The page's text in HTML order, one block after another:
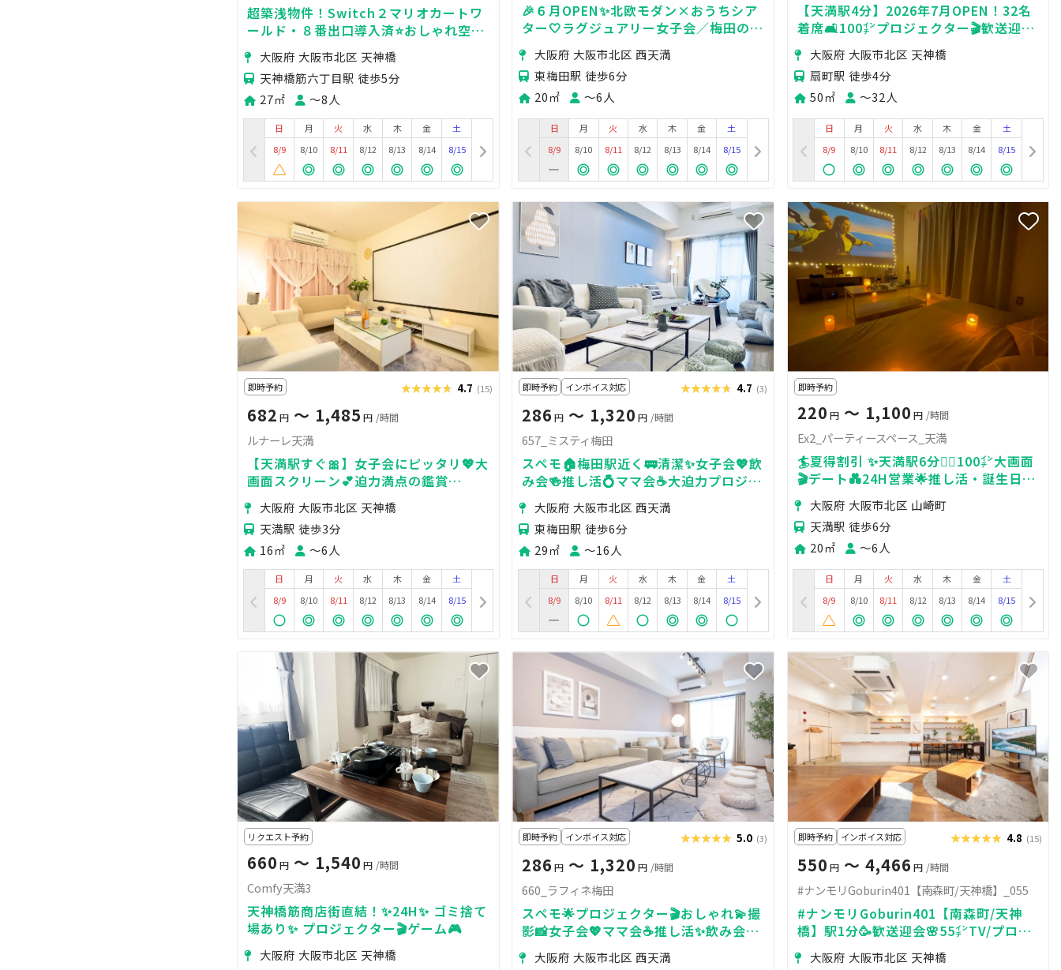
超築浅物件！Switch２マリオカートワ
ールド・８番出口導入済⭐️おしゃれ空間
で24時間利用可能！関西で唯一カラオ
ケが出来るスペース🌟
大阪府 大阪市北区 天神橋
天神橋筋六丁目駅 徒歩5分
27㎡
〜8人
日
8/9
月
8/10
火
8/11
水
8/12
木
8/13
金
8/14
土
8/15
🎉６月OPEN✨北欧モダン×おうちシア
ター🤍ラグジュアリー女子会／梅田の定
番デート💕大画面100㌅鑑賞会／スーフ
ァミ🎬２回目20％OFF🎁
大阪府 大阪市北区 西天満
東梅田駅 徒歩6分
20㎡
〜6人
日
8/9
月
8/10
火
8/11
水
8/12
木
8/13
金
8/14
土
8/15
【天満駅4分】2026年7月OPEN！32名
着席🛋100㌅プロジェクター🎬歓送迎
会・女子会に🎉会議・交流会・上映会に
も🧳大阪府 大阪市北区 天神橋
扇町駅 徒歩4分
50㎡
〜32人
日
8/9
月
8/10
火
8/11
水
8/12
木
8/13
金
8/14
土
8/15
即時予約 ★★★★★
★★★★★ 4.7 (15)
682 円 〜 1,485 円 /時間
ルナーレ天満
【天満駅すぐ🎀】女子会にピッタリ💖大
画面スクリーン💕迫力満点の鑑賞
会/Switch❣️推し活・誕生日にも絶大な
人気🌸
大阪府 大阪市北区 天神橋
天満駅 徒歩3分
16㎡
〜6人
日
8/9
月
8/10
火
8/11
水
8/12
木
8/13
金
8/14
土
8/15
即時予約 インボイス対応 ★★★★★
★★★★★ 4.7 (3)
286 円 〜 1,320 円 /時間
657_ミスティ梅田
スペモ🏠️梅田駅近く🚃清潔✨女子会💖飲
み会🍻推し活💍ママ会☕大迫力プロジェ
クター🎥657_ミスティ梅田
大阪府 大阪市北区 西天満
東梅田駅 徒歩6分
29㎡
〜16人
日
8/9
月
8/10
火
8/11
水
8/12
木
8/13
金
8/14
土
8/15
即時予約
220 円〜 1,100 円 /時間
Ex2_パーティースペース_天満
🏄夏得割引 ✨天満駅6分🚶‍♂️100㌅大画面
🎬デート💑24H営業🌟推し活・誕生日会
🎉撮影会📸ボドゲ豊富🃏人気テレビゲー
ム機🎮
大阪府 大阪市北区 山崎町
天満駅 徒歩6分
20㎡
〜6人
日
8/9
月
8/10
火
8/11
水
8/12
木
8/13
金
8/14
土
8/15
リクエスト予約
660 円 〜 1,540 円 /時間
Comfy天満3
天神橋筋商店街直結！✨24H✨ ゴミ捨て
場あり✨ プロジェクター🎬ゲーム🎮
大阪府 大阪市北区 天神橋
即時予約 インボイス対応 ★★★★★
★★★★★5.0 (3)
286 円 〜 1,320 円 /時間
660_ラフィネ梅田
スペモ🌟プロジェクター🎬おしゃれ💫撮
影📸女子会💖ママ会☕推し活✨️飲み会🍻
660_ラフィネ梅田
大阪府 大阪市北区 西天満
即時予約 インボイス対応 ★★★★★
★★★★★ 4.8 (15)
550 円〜 4,466 円 /時間
#ナンモリGoburin401【南森町/天神橋】_055
#ナンモリGoburin401【南森町/天神
橋】駅1分🥳歓送迎会🌸55㌅TV/プロジ
ェクター📺
大阪府 大阪市北区 天神橋